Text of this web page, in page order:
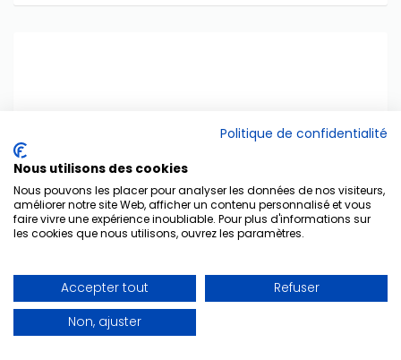
Politique de confidentialité
Nous utilisons des cookies
Nous pouvons les placer pour analyser les données de nos visiteurs,
améliorer notre site Web, afficher un contenu personnalisé et vous
faire vivre une expérience inoubliable. Pour plus d'informations sur
les cookies que nous utilisons, ouvrez les paramètres.
Accepter tout
Refuser
Non, ajuster